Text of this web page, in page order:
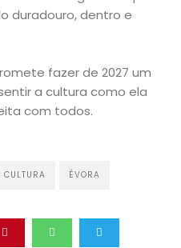
duradouro, dentro e
fazer de 2027 um
a cultura como ela
com todos.
CULTURA ÉVORA